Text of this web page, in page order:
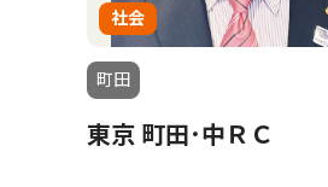
社会
町田
東京 町田･中ＲＣ